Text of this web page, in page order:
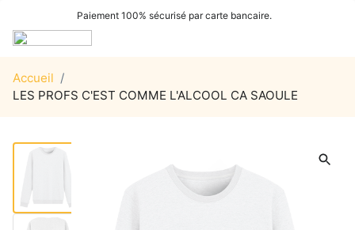
Paiement 100% sécurisé par carte bancaire.
Accueil /
LES PROFS C'EST COMME L'ALCOOL CA SAOULE